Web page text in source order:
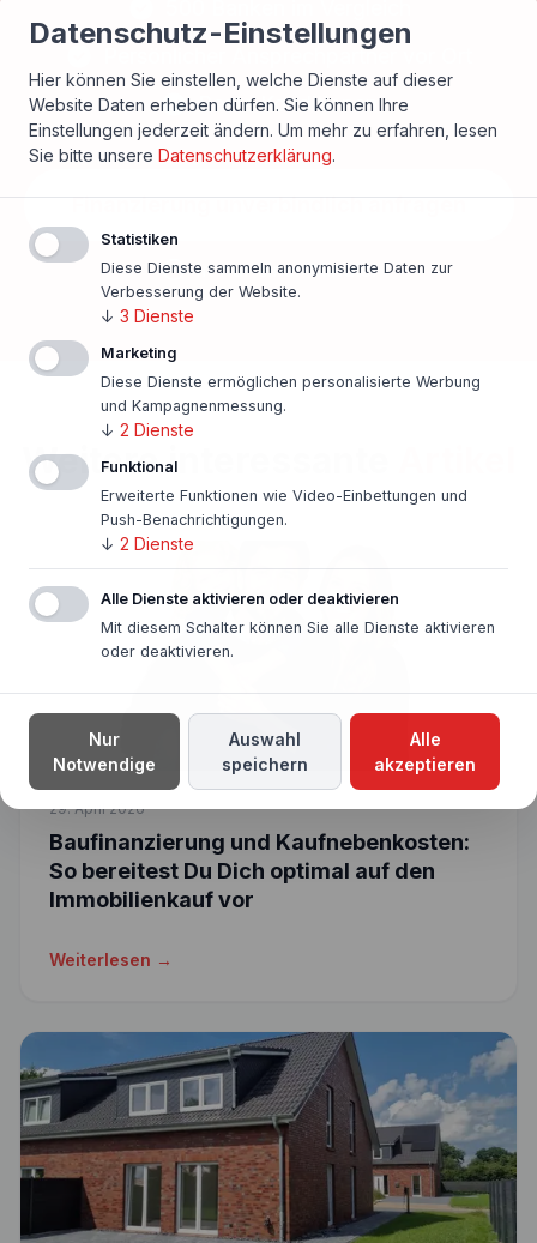
Persönlicher Ansprechpartner vor Ort
Beste Konditionen
Finanzierung unverbindlich anfragen
In nur einer Minute!
Weitere interessante
29. April 2026
Baufinanzierung und Kaufnebenkosten:
So bereitest Du Dich optimal auf den
Immobilienkauf vor
Weiterlesen →
Datenschutz-Einstellungen
Hier können Sie einstellen, welche Dienste auf dieser
Website Daten erheben dürfen. Sie können Ihre
Einstellungen jederzeit ändern. Um mehr zu erfahren, lesen
Sie bitte unsere Datenschutzerklärung.
Statistiken
Diese Dienste sammeln anonymisierte Daten zur
Verbesserung der Website.
↓ 3 Dienste
Marketing
Diese Dienste ermöglichen personalisierte Werbung
und Kampagnenmessung.
↓ 2 Dienste
Funktional
Erweiterte Funktionen wie Video-Einbettungen und
Push-Benachrichtigungen.
↓ 2 Dienste
Alle Dienste aktivieren oder deaktivieren
Mit diesem Schalter können Sie alle Dienste aktivieren
oder deaktivieren.
Nur
Notwendige
Auswahl
speichern
Alle
akzeptieren